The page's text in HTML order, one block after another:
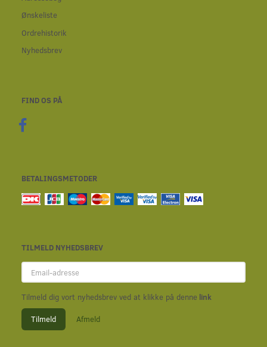
Ønskeliste
Ordrehistorik
Nyhedsbrev
FIND OS PÅ
BETALINGSMETODER
TILMELD NYHEDSBREV
Email-
adresse
Tilmeld dig vort nyhedsbrev ved at klikke på denne link
Tilmeld Afmeld